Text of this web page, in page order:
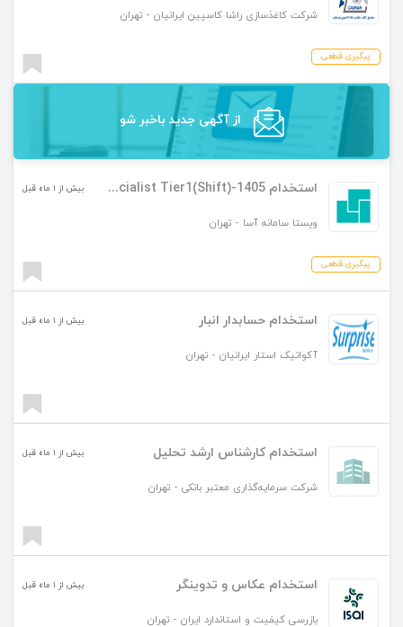
شرکت کاغذسازی راشا کاسپین ایرانیان - تهران
پیگیری قطعی
از آگهی‌ جدید باخبر شو
استخدام SOC Specialist Tier1(Shift)-1405
ویستا سامانه آسا - تهران
بیش از ۱ ماه قبل
پیگیری قطعی
استخدام حسابدار انبار
آکواتیک استار ایرانیان - تهران
بیش از ۱ ماه قبل
استخدام کارشناس ارشد تحلیل
شرکت سرمایه‌گذاری معتبر بانکی - تهران
بیش از ۱ ماه قبل
استخدام عکاس و تدوینگر
بازرسی کیفیت و استاندارد ایران - تهران
بیش از ۱ ماه قبل